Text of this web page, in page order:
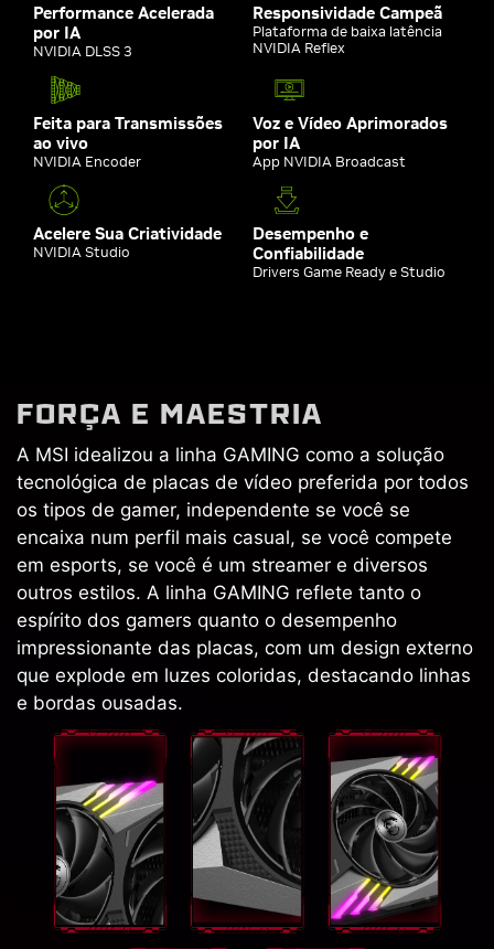
Performance Acelerada
por IA
NVIDIA DLSS 3
Responsividade Campeã
Plataforma de baixa latência
NVIDIA Reflex
Feita para Transmissões
ao vivo
NVIDIA Encoder
Voz e Vídeo Aprimorados
por IA
App NVIDIA Broadcast
Acelere Sua Criatividade
NVIDIA Studio
Desempenho e
Confiabilidade
Drivers Game Ready e Studio
FORÇA E MAESTRIA
A MSI idealizou a linha GAMING como a solução
tecnológica de placas de vídeo preferida por todos
os tipos de gamer, independente se você se
encaixa num perfil mais casual, se você compete
em esports, se você é um streamer e diversos
outros estilos. A linha GAMING reflete tanto o
espírito dos gamers quanto o desempenho
impressionante das placas, com um design externo
que explode em luzes coloridas, destacando linhas
e bordas ousadas.